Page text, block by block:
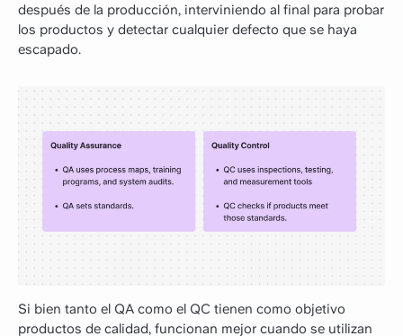
después de la producción, interviniendo al final para probar
los productos y detectar cualquier defecto que se haya
escapado.
Si bien tanto el QA como el QC tienen como objetivo
productos de calidad, funcionan mejor cuando se utilizan